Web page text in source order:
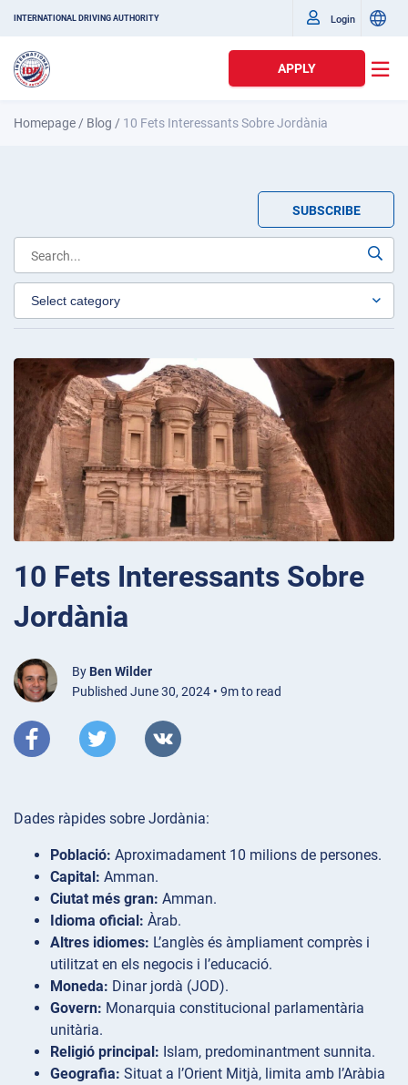
INTERNATIONAL DRIVING AUTHORITY Login
APPLY
Homepage / Blog / 10 Fets Interessants Sobre Jordània
SUBSCRIBE
10 Fets Interessants Sobre
Jordània
By Ben Wilder
Published June 30, 2024 • 9m to read
Dades ràpides sobre Jordània:
Població: Aproximadament 10 milions de persones.
Capital: Amman.
Ciutat més gran: Amman.
Idioma oficial: Àrab.
Altres idiomes: L’anglès és àmpliament comprès i
utilitzat en els negocis i l’educació.
Moneda: Dinar jordà (JOD).
Govern: Monarquia constitucional parlamentària
unitària.
Religió principal: Islam, predominantment sunnita.
Geografia: Situat a l’Orient Mitjà, limita amb l’Aràbia